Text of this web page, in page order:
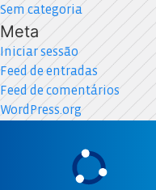
Sem categoria
Meta
Iniciar sessão
Feed de entradas
Feed de comentários
WordPress.org